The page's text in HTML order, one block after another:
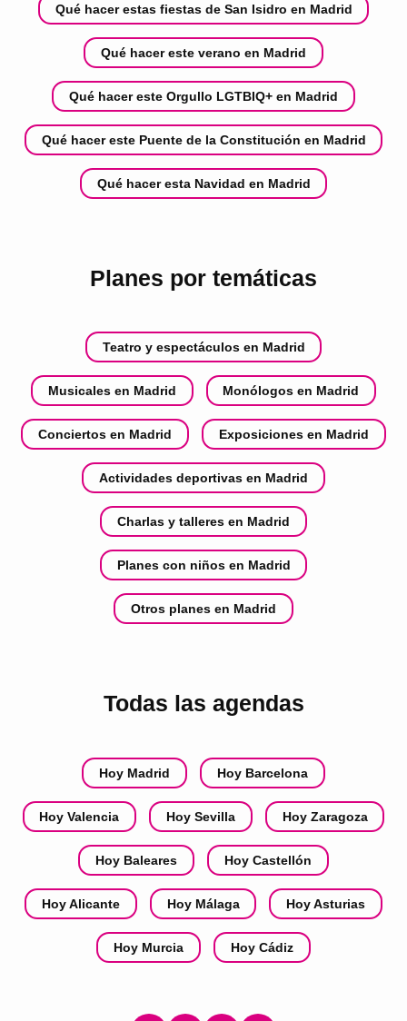
Qué hacer estas fiestas de San Isidro en Madrid
Qué hacer este verano en Madrid
Qué hacer este Orgullo LGTBIQ+ en Madrid
Qué hacer este Puente de la Constitución en Madrid
Qué hacer esta Navidad en Madrid
Planes por temáticas
Teatro y espectáculos en Madrid
Musicales en Madrid Monólogos en Madrid
Conciertos en Madrid Exposiciones en Madrid
Actividades deportivas en Madrid
Charlas y talleres en Madrid
Planes con niños en Madrid
Otros planes en Madrid
Todas las agendas
Hoy Madrid Hoy Barcelona
Hoy Valencia Hoy Sevilla Hoy Zaragoza
Hoy Baleares Hoy Castellón
Hoy Alicante Hoy Málaga Hoy Asturias
Hoy Murcia Hoy Cádiz